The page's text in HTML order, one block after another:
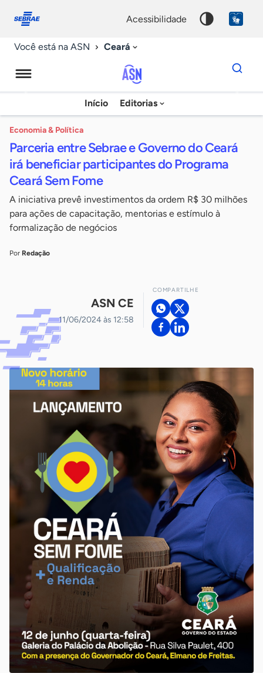
conosco
acessibilidade
Você está na ASN Ceará
Agência
Sebrae
Notícias
Início Editorias
Dados
para
chave
Economia & Política
Parceria entre Sebrae e Governo do Ceará
irá beneficiar participantes do Programa
Ceará Sem Fome
A iniciativa prevê investimentos da ordem R$ 30 milhões
para ações de capacitação, mentorias e estímulo à
formalização de negócios
Por Redação
ASN CE
11/06/2024 às 12:58
COMPARTILHE